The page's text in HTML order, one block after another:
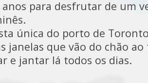
anos para desfrutar de um
única do porto de
janelas que vão do chão
e jantar lá todos os dias.